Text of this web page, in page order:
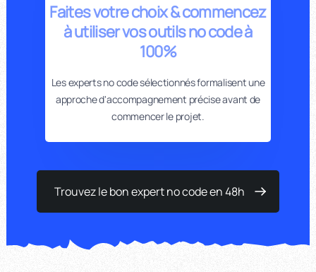
Faites votre choix & commencez
à utiliser vos outils no code à
100%
Les experts no code sélectionnés formalisent une
approche d'accompagnement précise avant de
commencer le projet.
Trouvez le bon expert no code en 48h